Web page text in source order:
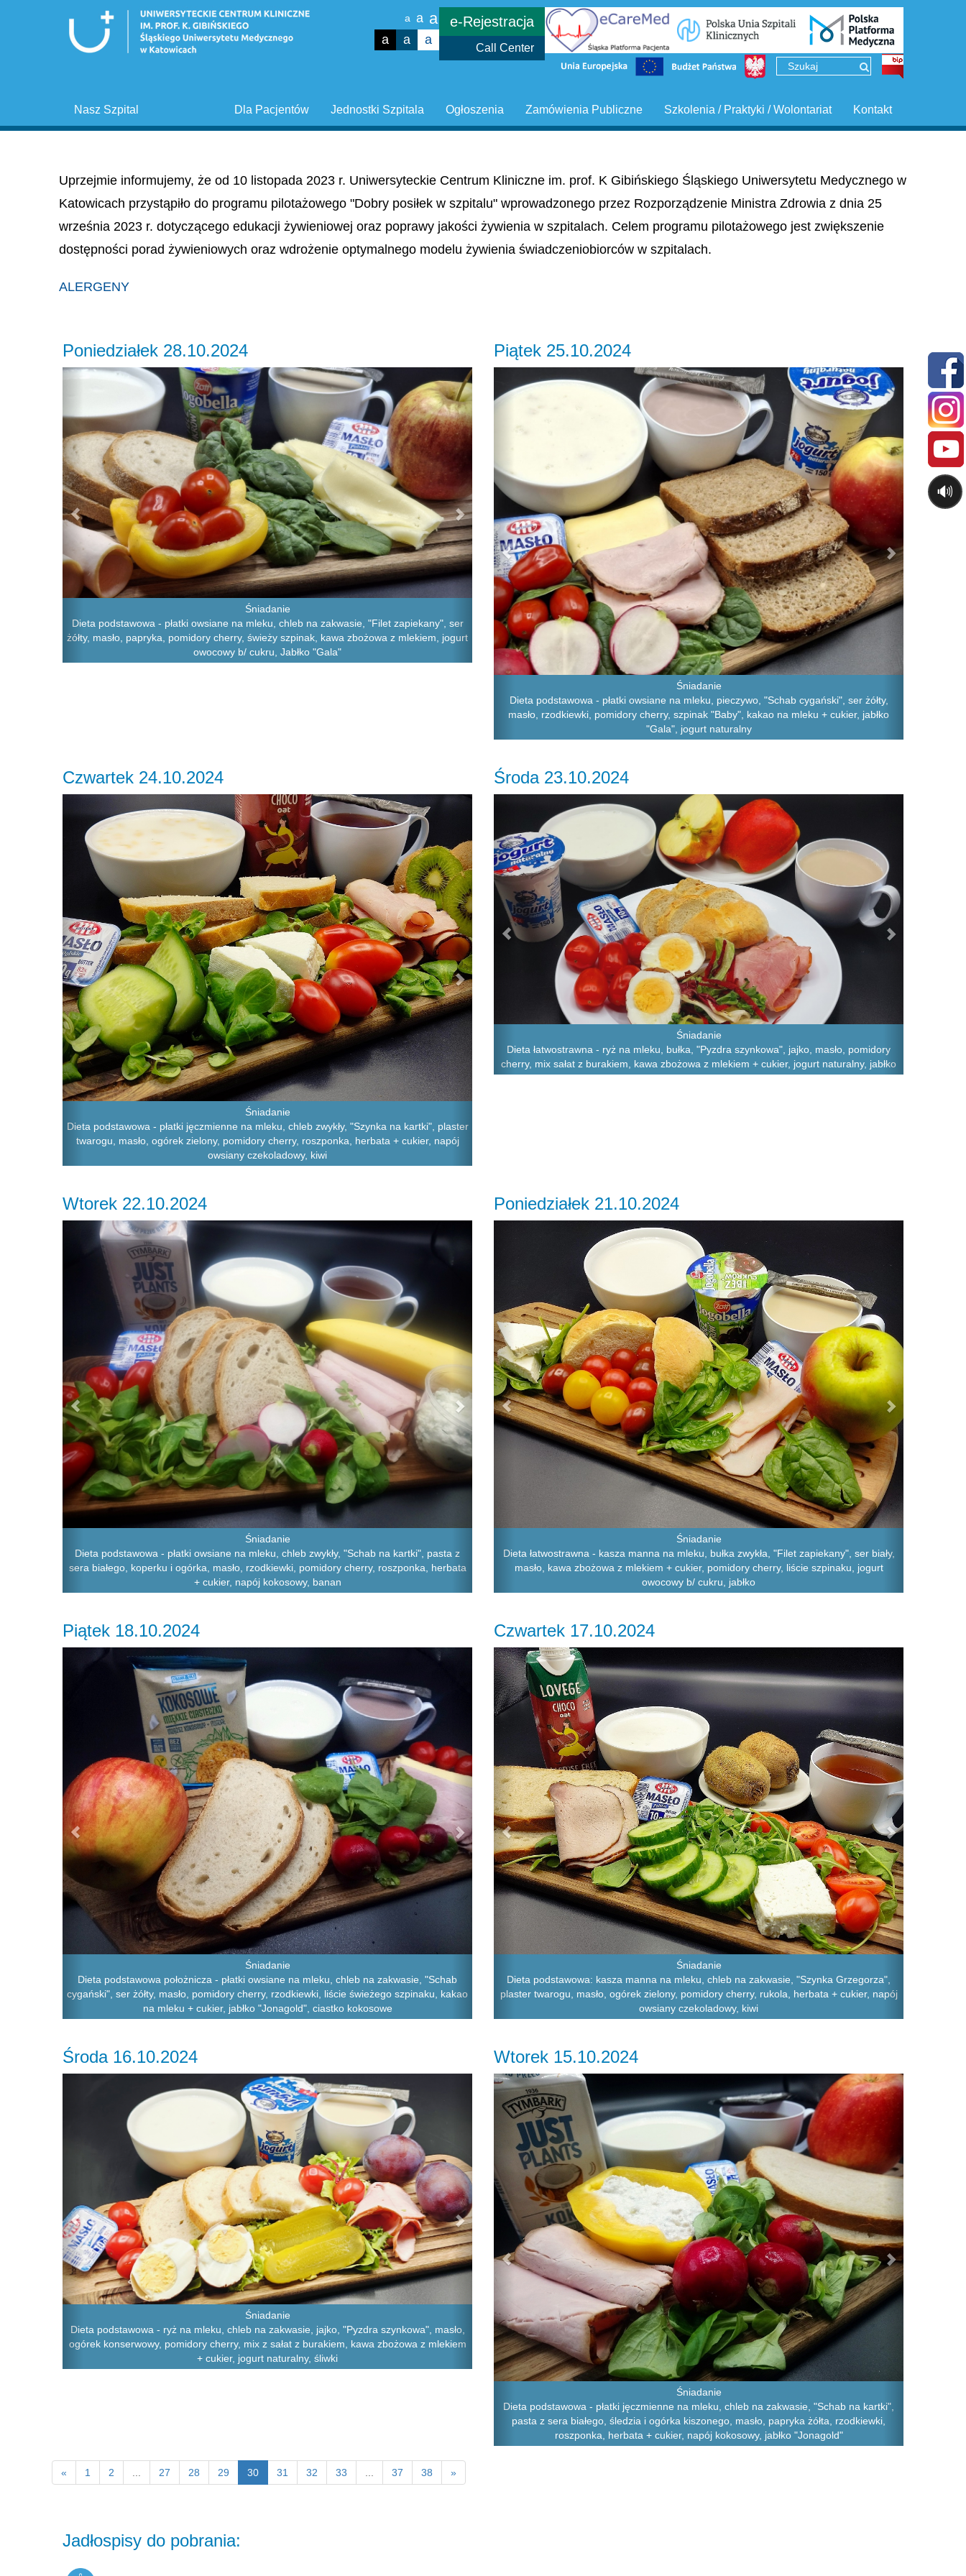
a a a
a a a
e-Rejestracja
Call Center
Kontakt
Szkolenia / Praktyki / Wolontariat
Zamówienia Publiczne
Ogłoszenia
Jednostki Szpitala
Dla Pacjentów
Nasz Szpital
Uprzejmie informujemy, że od 10 listopada 2023 r. Uniwersyteckie Centrum Kliniczne im. prof. K Gibińskiego Śląskiego Uniwersytetu Medycznego w
Katowicach przystąpiło do programu pilotażowego "Dobry posiłek w szpitalu" wprowadzonego przez Rozporządzenie Ministra Zdrowia z dnia 25
września 2023 r. dotyczącego edukacji żywieniowej oraz poprawy jakości żywienia w szpitalach. Celem programu pilotażowego jest zwiększenie
dostępności porad żywieniowych oraz wdrożenie optymalnego modelu żywienia świadczeniobiorców w szpitalach.
ALERGENY
Poniedziałek 28.10.2024
Śniadanie
Dieta podstawowa - płatki owsiane na mleku, chleb na zakwasie, "Filet zapiekany", ser
żółty, masło, papryka, pomidory cherry, świeży szpinak, kawa zbożowa z mlekiem, jogurt
owocowy b/ cukru, Jabłko "Gala"
Previous Next
Piątek 25.10.2024
Śniadanie
Dieta podstawowa - płatki owsiane na mleku, pieczywo, "Schab cygański", ser żółty,
masło, rzodkiewki, pomidory cherry, szpinak "Baby", kakao na mleku + cukier, jabłko
"Gala", jogurt naturalny
Previous Next
Czwartek 24.10.2024
Śniadanie
Dieta podstawowa - płatki jęczmienne na mleku, chleb zwykły, "Szynka na kartki", plaster
twarogu, masło, ogórek zielony, pomidory cherry, roszponka, herbata + cukier, napój
owsiany czekoladowy, kiwi
Środa 23.10.2024
Śniadanie
Dieta łatwostrawna - ryż na mleku, bułka, "Pyzdra szynkowa", jajko, masło, pomidory
cherry, mix sałat z burakiem, kawa zbożowa z mlekiem + cukier, jogurt naturalny, jabłko
Wtorek 22.10.2024
Śniadanie
Dieta podstawowa - płatki owsiane na mleku, chleb zwykły, "Schab na kartki", pasta z
sera białego, koperku i ogórka, masło, rzodkiewki, pomidory cherry, roszponka, herbata
+ cukier, napój kokosowy, banan
Previous
Poniedziałek 21.10.2024
Śniadanie
Dieta łatwostrawna - kasza manna na mleku, bułka zwykła, "Filet zapiekany", ser biały,
masło, kawa zbożowa z mlekiem + cukier, pomidory cherry, liście szpinaku, jogurt
owocowy b/ cukru, jabłko
Piątek 18.10.2024
Śniadanie
Dieta podstawowa położnicza - płatki owsiane na mleku, chleb na zakwasie, "Schab
cygański", ser żółty, masło, pomidory cherry, rzodkiewki, liście świeżego szpinaku, kakao
na mleku + cukier, jabłko "Jonagold", ciastko kokosowe
Previous
Czwartek 17.10.2024
Śniadanie
Dieta podstawowa: kasza manna na mleku, chleb na zakwasie, "Szynka Grzegorza",
plaster twarogu, masło, ogórek zielony, pomidory cherry, rukola, herbata + cukier, napój
owsiany czekoladowy, kiwi
Previous
Środa 16.10.2024
Śniadanie
Dieta podstawowa - ryż na mleku, chleb na zakwasie, jajko, "Pyzdra szynkowa", masło,
ogórek konserwowy, pomidory cherry, mix z sałat z burakiem, kawa zbożowa z mlekiem
+ cukier, jogurt naturalny, śliwki
Wtorek 15.10.2024
Śniadanie
Dieta podstawowa - płatki jęczmienne na mleku, chleb na zakwasie, "Schab na kartki",
pasta z sera białego, śledzia i ogórka kiszonego, masło, papryka żółta, rzodkiewki,
roszponka, herbata + cukier, napój kokosowy, jabłko "Jonagold"
Previous Next
« 1 2 ... 27 28 29 30 31 32 33 ... 37 38 »
Jadłospisy do pobrania:
🔊